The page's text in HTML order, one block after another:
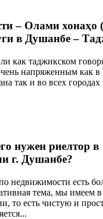
– Олами хонаҳо
в Душанбе –
как таджикском
напряженным как
так и во всех городах
нужен риелтор в
г. Душанбе?
недвижимости есть
тема, мы имеем
то есть чистую и